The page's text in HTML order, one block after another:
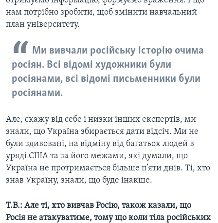
нам потрібно зробити, щоб змінити навчальний
план університету.
Ми вивчали російську історію очима
росіян. Всі відомі художники були
росіянами, всі відомі письменники були
росіянами.
Але, скажу від себе і низки інших експертів, ми
знали, що Україна збирається дати відсіч. Ми не
були здивовані, на відміну від багатьох людей в
уряді США та за його межами, які думали, що
Україна не протримається більше п’яти днів. Ті, хто
знав Україну, знали, що буде інакше.
Т.В.: Але ті, хто вивчав Росію, також казали, що
Росія не атакуватиме, тому що коли тіла російських